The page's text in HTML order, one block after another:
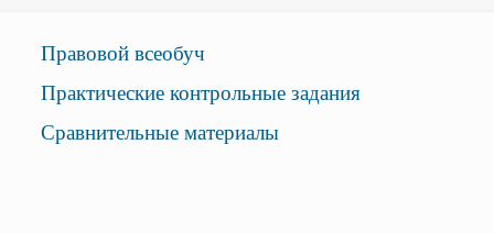
Правовой всеобуч
Практические контрольные задания
Сравнительные материалы